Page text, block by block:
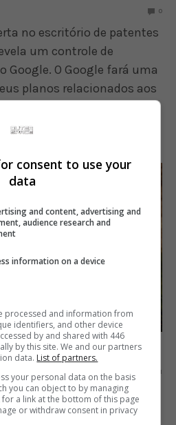
0
no escritório de patentes
um controle de
Google. O Google fará uma
planos relacionados aos
2019, que começa na
em novo trailer
1
divulgaram um
III que finalmente
consent to use your
data
and content, advertising and
audience research and
information on a device
processed and information from
identifiers, and other device
by and shared with 446
by this site. We and our partners
data. List of partners.
your personal data on the basis
you can object to by managing
a link at the bottom of this page
or withdraw consent in privacy